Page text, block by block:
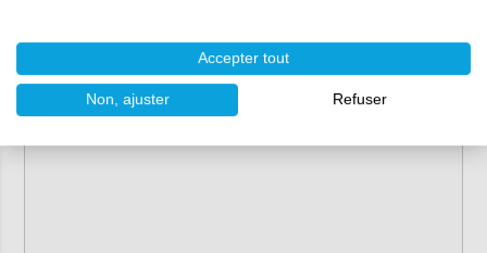
Accepter tout
Non, ajuster Refuser